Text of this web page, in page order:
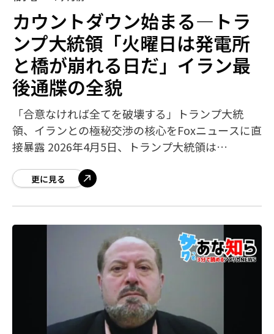
カウントダウン始まる―トラ
ンプ大統領「火曜日は発電所
と橋が崩れる日だ」イラン最
後通牒の全貌
「合意なければ全てを破壊する」トランプ大統
領、イランとの極秘交渉の核心をFoxニュースに直
接暴露 2026年4月5日、トランプ大統領は
Foxニュースの記者トレイ
更に見る